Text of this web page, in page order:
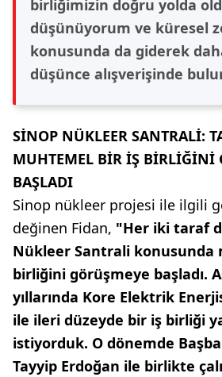
birliğimizin doğru yolda
düşünüyorum ve küresel
konusunda da giderek
düşünce alışverişinde
SİNOP NÜKLEER SANTRALİ:
MUHTEMEL BİR İŞ BİRLİĞİNİ
BAŞLADI
Sinop nükleer projesi ile ilgili
değinen Fidan, "Her iki taraf
Nükleer Santrali konusunda
birliğini görüşmeye başladı.
yıllarında Kore Elektrik
ile ileri düzeyde bir iş birliği
istiyorduk. O dönemde
Tayyip Erdoğan ile birlikte